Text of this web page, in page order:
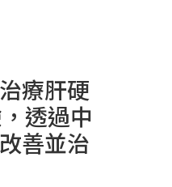
療肝硬
透過中
善並治